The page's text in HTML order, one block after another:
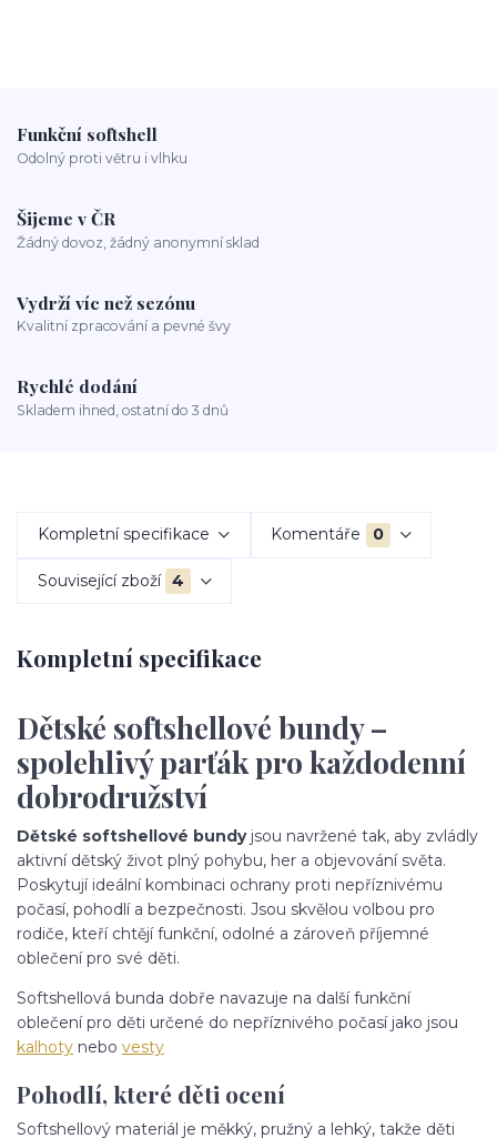
Funkční softshell
Odolný proti větru i vlhku
Šijeme v ČR
Žádný dovoz, žádný anonymní sklad
Vydrží víc než sezónu
Kvalitní zpracování a pevné švy
Rychlé dodání
Skladem ihned, ostatní do 3 dnů
Kompletní specifikace Komentáře 0
Související zboží 4
Kompletní specifikace
Dětské softshellové bundy –
spolehlivý parťák pro každodenní
dobrodružství
Dětské softshellové bundyjsou navržené tak, aby zvládly
aktivní dětský život plný pohybu, her a objevování světa.
Poskytují ideální kombinaci ochrany proti nepříznivému
počasí, pohodlí a bezpečnosti. Jsou skvělou volbou pro
rodiče, kteří chtějí funkční, odolné a zároveň příjemné
oblečení pro své děti.
Softshellová bunda dobře navazuje na další funkční
oblečení pro děti určené do nepříznivého počasí jako jsou
kalhoty nebo vesty
Pohodlí, které děti ocení
Softshellový materiál je měkký, pružný a lehký, takže děti